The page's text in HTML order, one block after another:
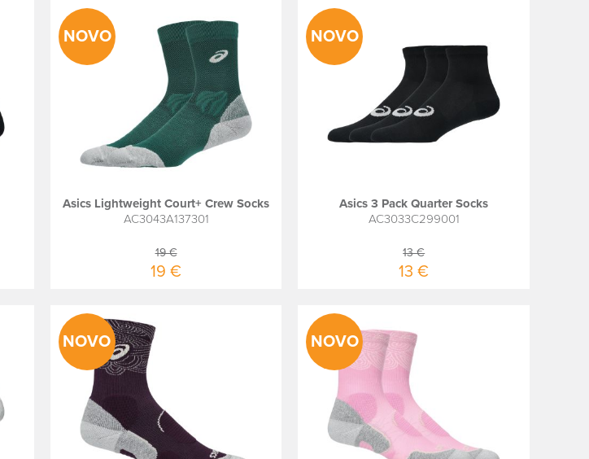
NOVO
Asics Lightweight Court+ Crew Socks
AC3043A137301
19 €
19 €
NOVO
Asics 3 Pack Quarter Socks
AC3033C299001
13 €
13 €
NOVO NOVO